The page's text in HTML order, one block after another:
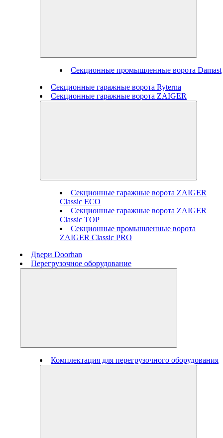
Секционные промышленные ворота Damast
Секционные гаражные ворота Ryterna
Секционные гаражные ворота ZAIGER
Секционные гаражные ворота ZAIGER
Classic ECO
Секционные гаражные ворота ZAIGER
Classic TOP
Секционные промышленные ворота
ZAIGER Classic PRO
Двери Doorhan
Перегрузочное оборудование
Комплектация для перегрузочного оборудования